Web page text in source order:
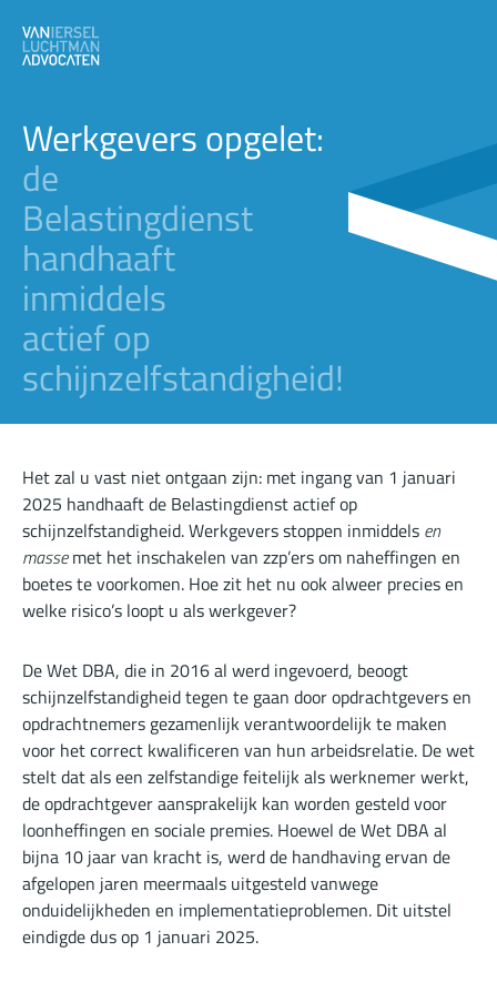
Werkgevers opgelet:
de
Belastingdienst
handhaaft
inmiddels
actief op
schijnzelfstandigheid!
Het zal u vast niet ontgaan zijn: met ingang van 1 januari
2025 handhaaft de Belastingdienst actief op
schijnzelfstandigheid. Werkgevers stoppen inmiddels en
massemet het inschakelen van zzp’ers om naheffingen en
boetes te voorkomen. Hoe zit het nu ook alweer precies en
welke risico’s loopt u als werkgever?
De Wet DBA, die in 2016 al werd ingevoerd, beoogt
schijnzelfstandigheid tegen te gaan door opdrachtgevers en
opdrachtnemers gezamenlijk verantwoordelijk te maken
voor het correct kwalificeren van hun arbeidsrelatie. De wet
stelt dat als een zelfstandige feitelijk als werknemer werkt,
de opdrachtgever aansprakelijk kan worden gesteld voor
loonheffingen en sociale premies. Hoewel de Wet DBA al
bijna 10 jaar van kracht is, werd de handhaving ervan de
afgelopen jaren meermaals uitgesteld vanwege
onduidelijkheden en implementatieproblemen. Dit uitstel
eindigde dus op 1 januari 2025.